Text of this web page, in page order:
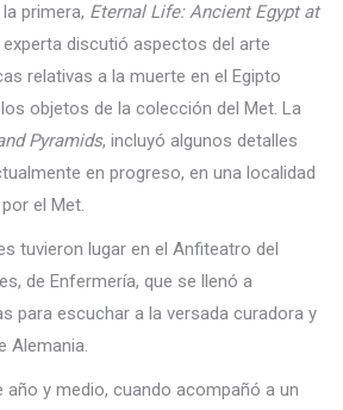
primera, Eternal Life: Ancient Egypt at
experta discutió aspectos del arte
relativas a la muerte en el Egipto
objetos de la colección del Met. La
Pyramids, incluyó algunos detalles
en progreso, en una localidad
el Met.
tuvieron lugar en el Anfiteatro del
de Enfermería, que se llenó a
para escuchar a la versada curadora y
Alemania.
año y medio, cuando acompañó a un